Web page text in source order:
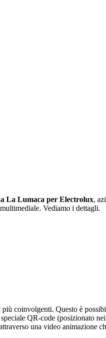
La Lumaca per Electrolux,
Vediamo i dettagli.
coinvolgenti. Questo è
QR-code (posizionato
una video animazione